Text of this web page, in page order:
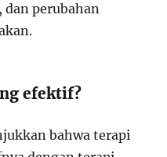
perubahan
efektif?
bahwa terapi